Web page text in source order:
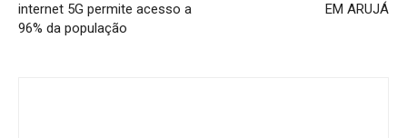
internet 5G permite acesso a
96% da população
EM ARUJÁ